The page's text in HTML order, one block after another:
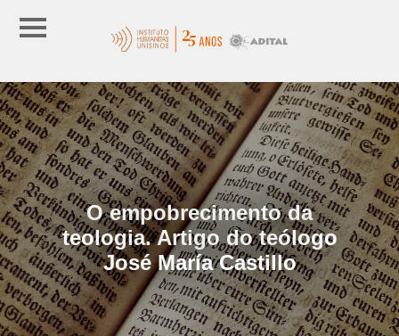
O empobrecimento da
teologia. Artigo do teólogo
José María Castillo